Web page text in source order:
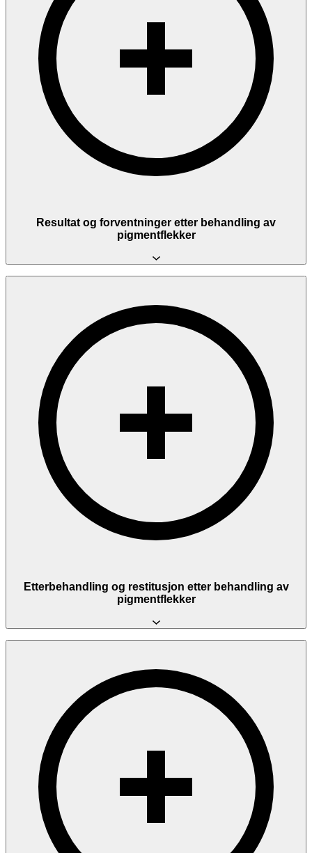
Forberedelse
Unngå sol og solarium i minst 4–6 uker før behandlingen. Solbrent
eller brunet hud kan ikke behandles på grunn av økt risiko for
bivirkninger. Eventuell selvbruner må vaskes av fullstendig.
Selve behandlingen
Et tynt lag ultralydgel påføres huden, og du får beskyttelsesbriller.
Laseren sender presise lyspulser mot pigmentflekkene. De fleste
beskriver følelsen som lette stikk eller nålestikk. Behandlingen tar
vanligvis 15–30 minutter avhengig av antall flekker og arealets
De behandlede flekkene vil bli mørkere de første 1–2 dagene. Det
dannes en tynn skorpe som flasser av naturlig etter 4–7 dager. Under
Resultat og forventninger etter behandling av
pigmentflekker
Etter at skorpen har falt av, vil du se at pigmentflekkene er blitt
forbedring etter 1–2 behandlinger, men noen flekker kan trenge 2–4
behandlinger med 4–6 ukers mellomrom.
Resultatene er langvarige, men nye pigmentflekker kan utvikle seg
dersom huden utsettes for sol uten tilstrekkelig beskyttelse. Daglig
bruk av solkrem med høy faktor er den viktigste forebyggende
Vi gjør oppmerksom på at laserbehandling ikke er egnet for alle
typer pigmentering. Melasma, for eksempel, kan i noen tilfeller
forverres av laserbehandling og krever en annen
behandlingstilnærming.
Etterbehandling og restitusjon etter behandling av
pigmentflekker
Nedetiden er minimal. De behandlede områdene vil være mørke og
Bruk solkrem med SPF 50+ daglig i minst 6 uker etter behandling,
og unngå direkte soleksponering. Bruk milde rengjøringsprodukter
og god fuktighetsgivende krem. Unngå aktive hudpleieprodukter
(retinol, syrer) i 1–2 uker etter behandling.
Du kan sminke deg forsiktig over de behandlede områdene etter 2–3
dager dersom huden ikke er irritert.